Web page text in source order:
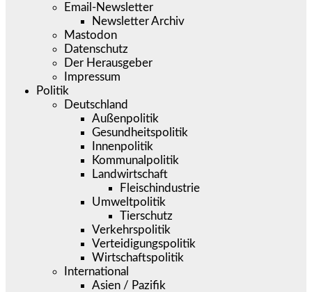
Email-Newsletter
Newsletter Archiv
Mastodon
Datenschutz
Der Herausgeber
Impressum
Politik
Deutschland
Außenpolitik
Gesundheitspolitik
Innenpolitik
Kommunalpolitik
Landwirtschaft
Fleischindustrie
Umweltpolitik
Tierschutz
Verkehrspolitik
Verteidigungspolitik
Wirtschaftspolitik
International
Asien / Pazifik